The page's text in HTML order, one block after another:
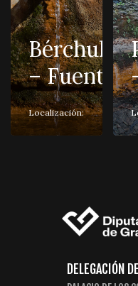
Bérchules
– Fuente
Localización:
DELEGACIÓN